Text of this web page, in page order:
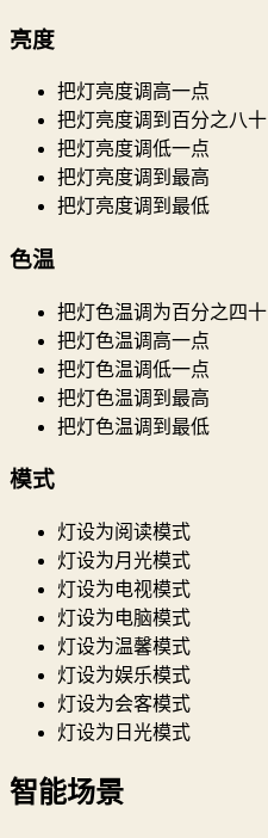
亮度
把灯亮度调高一点
把灯亮度调到百分之八十
把灯亮度调低一点
把灯亮度调到最高
把灯亮度调到最低
色温
把灯色温调为百分之四十
把灯色温调高一点
把灯色温调低一点
把灯色温调到最高
把灯色温调到最低
模式
灯设为阅读模式
灯设为月光模式
灯设为电视模式
灯设为电脑模式
灯设为温馨模式
灯设为娱乐模式
灯设为会客模式
灯设为日光模式
智能场景